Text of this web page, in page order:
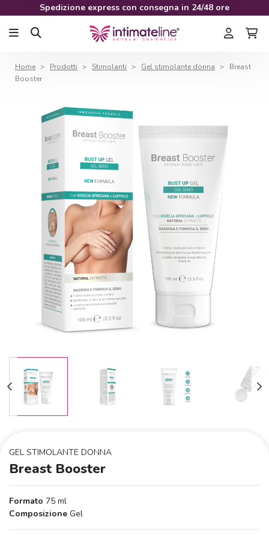
Spedizione express con consegna in 24/48 ore
Home Prodotti Stimolanti Gel stimolante donna
Breast
Booster
GEL STIMOLANTE DONNA
Breast Booster
Formato 75 ml
Composizione Gel